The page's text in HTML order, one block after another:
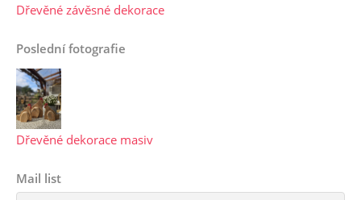
Dřevěné závěsné dekorace
Poslední fotografie
Dřevěné dekorace masiv
Mail list